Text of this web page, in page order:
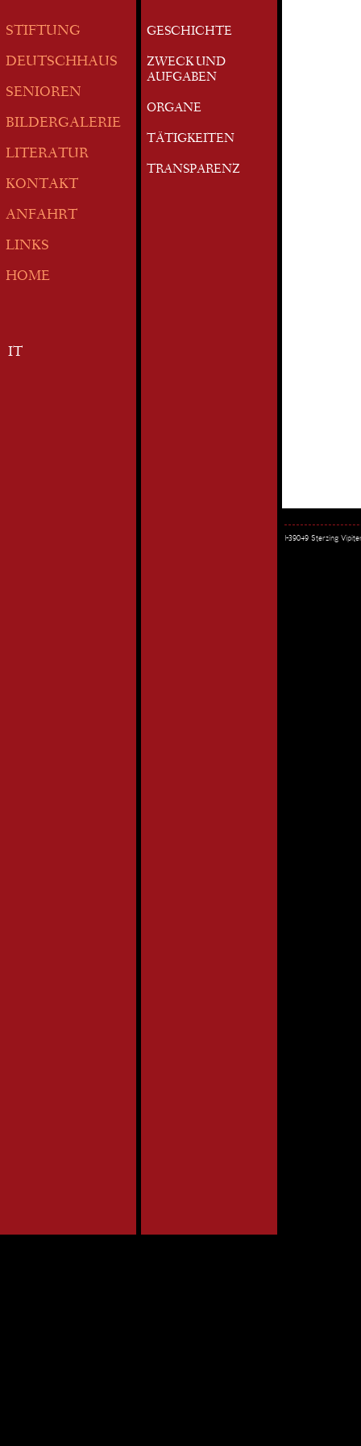
STIFTUNG
DEUTSCHHAUS
SENIOREN
BILDERGALERIE
LITERATUR
KONTAKT
ANFAHRT
LINKS
HOME
IT
GESCHICHTE
ZWECK UND
AUFGABEN
ORGANE
TÄTIGKEITEN
TRANSPARENZ
I-39049 Sterzing